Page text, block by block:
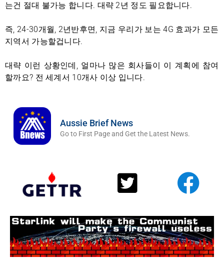
는건 절대 불가능 합니다. 대략 2년 정도 필요합니다.
즉, 24-30개월, 2년반후면, 지금 우리가 보는 4G 효과가 모든
지역서 가능할겁니다.
대략 이런 상황인데, 얼마나 많은 회사들이 이 계획에 참여
할까요? 전 세계서 10개사 이상 입니다.
Aussie Brief News
Go to First Page and Get the Latest News.